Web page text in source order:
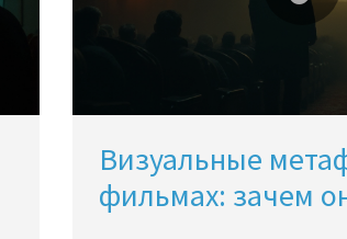
Визуальные
фильмах: зачем